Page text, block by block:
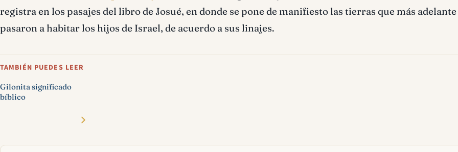
registra en los pasajes del libro de Josué, en donde se pone de manifiesto las tierras que más adelante
pasaron a habitar los hijos de Israel, de acuerdo a sus linajes.
TAMBIÉN PUEDES LEER
Gilonita significado
bíblico